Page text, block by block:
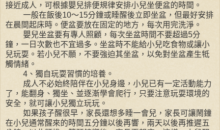
接近成人，可根據嬰兒排便規律安排小兒坐便盆的時間。
一般在飯後10～15分鐘或睡醒後立即坐盆，但最好安排
在晨間起床時。便盆要放在固定的地方，每次用完洗淨。
嬰兒坐盆要有專人照顧，每次坐盆時間不要超過5分
鐘，一日次數也不宜過多。坐盆時不能給小兒吃食物或讓小
兒玩耍。若小兒不願，不要強迫其坐盆，以免對坐盆產生牴
觸情緒。
4、獨自玩耍習慣的培養。
成人不必始終陪伴在小兒身邊，小兒已有一定活動能力
了，能翻身、獨坐、並逐漸學會爬行，只要注意玩耍環境的
安全，就可讓小兒獨立玩玩。
如果孩子醒很早，家長還想多睡一會兒，家長可讓鬧鐘
在小兒通常醒來的時間五分鐘以後再響，兩天以後再推遲五